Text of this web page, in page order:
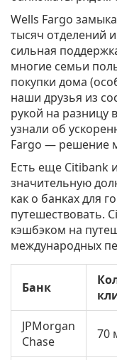
Wells Fargo
тысяч отделений
сильная
многие семьи
покупки дома
наши друзья из
рукой на разницу
узнали об
Fargo — решение
Есть еще Citibank
значительную
как о банках для
путешествовать.
кэшбэком на
международных
Банк
JPMorgan
Chase
70